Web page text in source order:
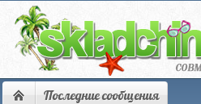
Последние сообщения